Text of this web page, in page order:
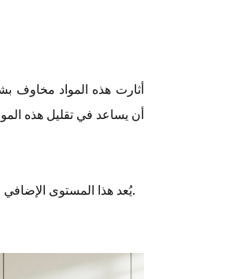
يُعد هذا المستوى الإضافي من الحماية ذا قيمة خاصة عند السفر عبر المناطق التي قد تكون فيها معلومات جودة المياه محدودة.